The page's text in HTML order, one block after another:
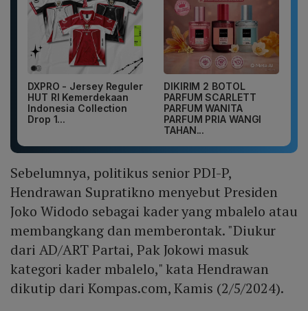
DXPRO - Jersey Reguler
HUT RI Kemerdekaan
Indonesia Collection
Drop 1...
DIKIRIM 2 BOTOL
PARFUM SCARLETT
PARFUM WANITA
PARFUM PRIA WANGI
TAHAN...
Sebelumnya, politikus senior PDI-P,
Hendrawan Supratikno menyebut Presiden
Joko Widodo sebagai kader yang mbalelo atau
membangkang dan memberontak. "Diukur
dari AD/ART Partai, Pak Jokowi masuk
kategori kader mbalelo," kata Hendrawan
dikutip dari Kompas.com, Kamis (2/5/2024).